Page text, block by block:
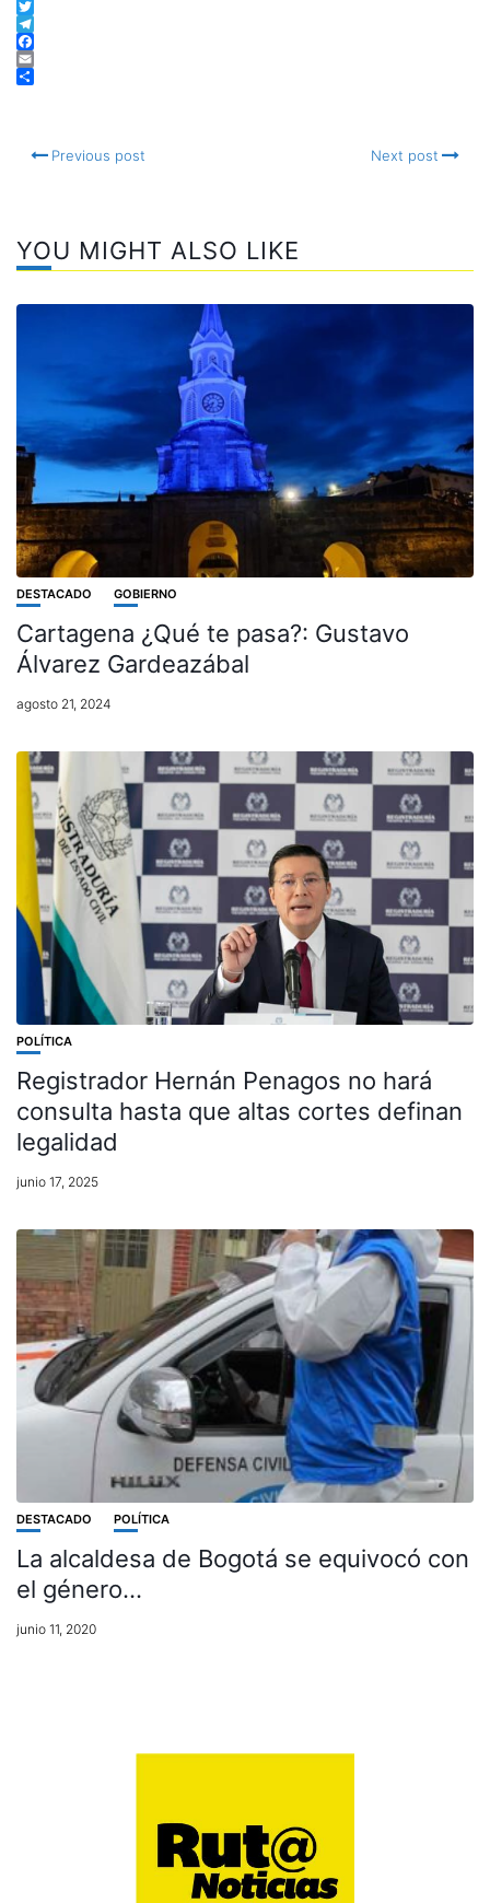
WhatsApp
Twitter
Telegram
Facebook
Email
Previous post Next post
YOU MIGHT ALSO LIKE
DESTACADO GOBIERNO
Cartagena ¿Qué te pasa?: Gustavo
Álvarez Gardeazábal
agosto 21, 2024
POLÍTICA
Registrador Hernán Penagos no hará
consulta hasta que altas cortes definan
legalidad
junio 17, 2025
DESTACADO POLÍTICA
La alcaldesa de Bogotá se equivocó con
el género…
junio 11, 2020